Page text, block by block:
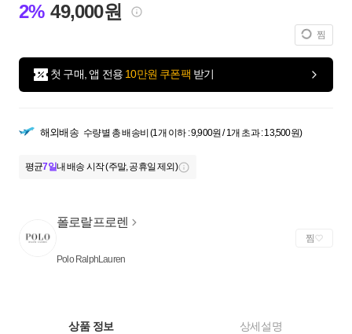
2% 49,000원
찜
첫 구매, 앱 전용 10만원 쿠폰팩 받기
해외배송 수량별 총 배송비 (1개 이하 : 9,900원 / 1개 초과 : 13,500원)
평균7일내 배송 시작 (주말, 공휴일 제외)
폴로랄프로렌
Polo RalphLauren
찜
상품 정보 상세설명